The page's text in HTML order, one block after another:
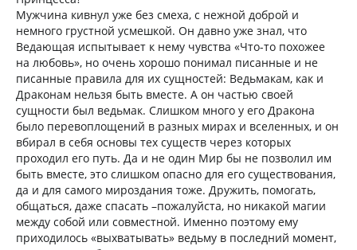
Мужчина кивнул уже без смеха, с нежной доброй и
немного грустной усмешкой. Он давно уже знал, что
Ведающая испытывает к нему чувства «Что-то похожее
на любовь», но очень хорошо понимал писанные и не
писанные правила для их сущностей: Ведьмакам, как и
Драконам нельзя быть вместе. А он частью своей
сущности был ведьмак. Слишком много у его Дракона
было перевоплощений в разных мирах и вселенных, и он
вбирал в себя основы тех существ через которых
проходил его путь. Да и не один Мир бы не позволил им
быть вместе, это слишком опасно для его существования,
да и для самого мироздания тоже. Дружить, помогать,
общаться, даже спасать –пожалуйста, но никакой магии
между собой или совместной. Именно поэтому ему
приходилось «выхватывать» ведьму в последний момент,